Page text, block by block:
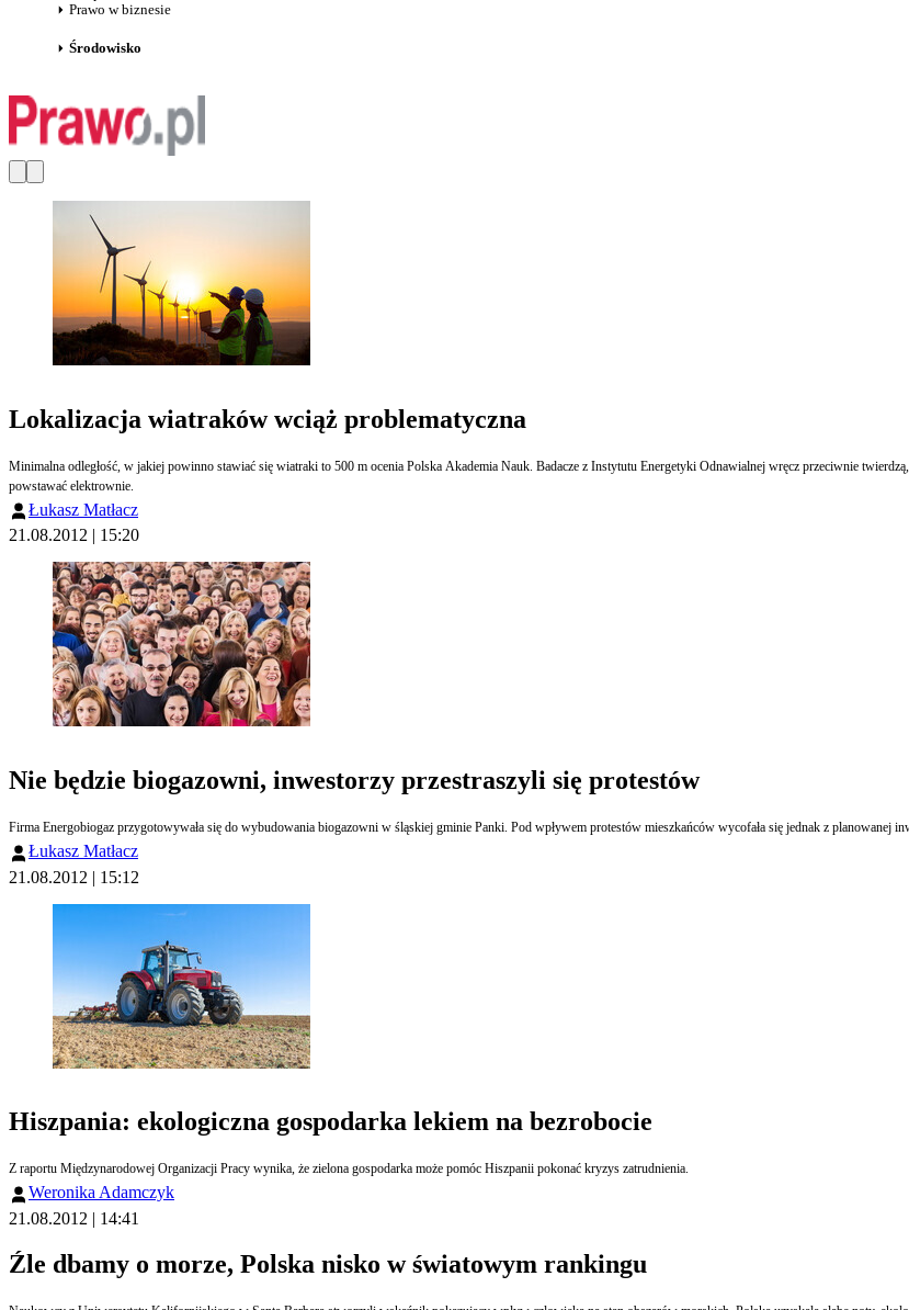
Prawo w biznesie
Środowisko
Lokalizacja wiatraków wciąż problematyczna
Minimalna odległość, w jakiej powinno stawiać się wiatraki to 500 m ocenia Polska Akademia Nauk. Badacze z Instytutu Energetyki Odnawialnej wręcz przeciwnie twierdzą, że zamiast ograniczania terenów pod takie inwestycje, trzeba wyznaczyć specjalne strefy, gdzie będą mogły
powstawać elektrownie.
Łukasz Matłacz
21.08.2012 | 15:20
Nie będzie biogazowni, inwestorzy przestraszyli się protestów
Firma Energobiogaz przygotowywała się do wybudowania biogazowni w śląskiej gminie Panki. Pod wpływem protestów mieszkańców wycofała się jednak z planowanej
Łukasz Matłacz
21.08.2012 | 15:12
Hiszpania: ekologiczna gospodarka lekiem na bezrobocie
Z raportu Międzynarodowej Organizacji Pracy wynika, że zielona gospodarka może pomóc Hiszpanii pokonać kryzys zatrudnienia.
Weronika Adamczyk
21.08.2012 | 14:41
Źle dbamy o morze, Polska nisko w światowym rankingu